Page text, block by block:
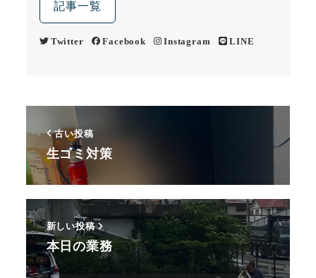
記事一覧
Twitter Facebook Instagram LINE
古い投稿
生ゴミ対策
新しい投稿
本日の業務